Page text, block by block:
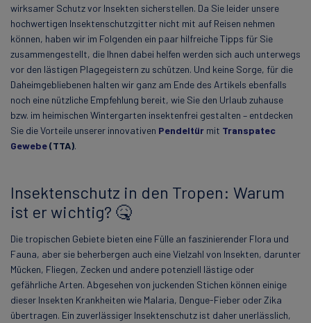
wirksamer Schutz vor Insekten sicherstellen. Da Sie leider unsere
hochwertigen Insektenschutzgitter nicht mit auf Reisen nehmen
können, haben wir im Folgenden ein paar hilfreiche Tipps für Sie
zusammengestellt, die Ihnen dabei helfen werden sich auch unterwegs
vor den lästigen Plagegeistern zu schützen. Und keine Sorge, für die
Daheimgebliebenen halten wir ganz am Ende des Artikels ebenfalls
noch eine nützliche Empfehlung bereit, wie Sie den Urlaub zuhause
bzw. im heimischen Wintergarten insektenfrei gestalten – entdecken
Sie die Vorteile unserer innovativen Pendeltür mit Transpatec
Gewebe(TTA).
Insektenschutz in den Tropen: Warum
ist er wichtig? 🤒
Die tropischen Gebiete bieten eine Fülle an faszinierender Flora und
Fauna, aber sie beherbergen auch eine Vielzahl von Insekten, darunter
Mücken, Fliegen, Zecken und andere potenziell lästige oder
gefährliche Arten. Abgesehen von juckenden Stichen können einige
dieser Insekten Krankheiten wie Malaria, Dengue-Fieber oder Zika
übertragen. Ein zuverlässiger Insektenschutz ist daher unerlässlich,